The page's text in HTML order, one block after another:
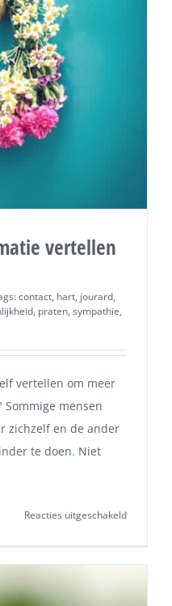
vertellen
contact, hart, jourard,
, praten, sympathie,
vertellen om meer
mensen
zichzelf en de ander
te doen. Niet
Reacties uitgeschakeldvoor